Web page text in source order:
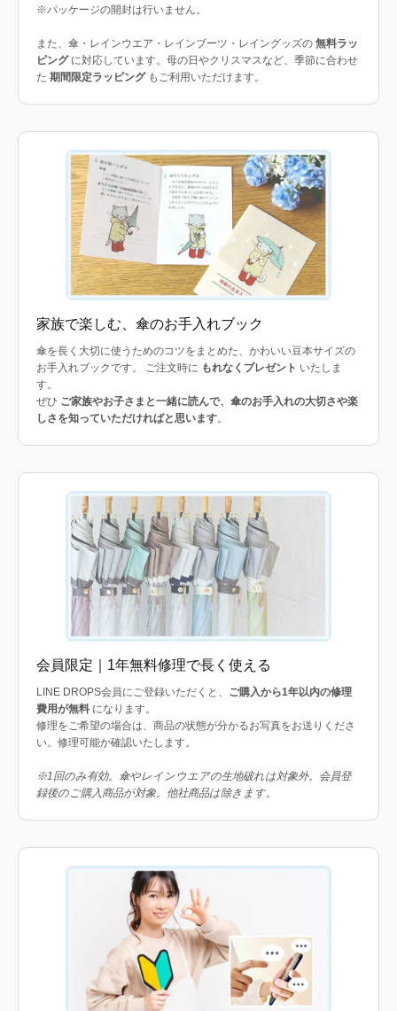
※パッケージの開封は行いません。
また、傘・レインウエア・レインブーツ・レイングッズの 無料ラッ
ピングに対応しています。母の日やクリスマスなど、季節に合わせ
た 期間限定ラッピングもご利用いただけます。
家族で楽しむ、傘のお手入れブック
傘を長く大切に使うためのコツをまとめた、かわいい豆本サイズの
お手入れブックです。 ご注文時に もれなくプレゼント いたしま
す。
ぜひ ご家族やお子さまと一緒に読んで、傘のお手入れの大切さや楽
しさを知っていただければと思います。
会員限定｜1年無料修理で長く使える
LINE DROPS会員にご登録いただくと、 ご購入から1年以内の修理
費用が無料 になります。
修理をご希望の場合は、商品の状態が分かるお写真をお送りくださ
い。修理可能か確認いたします。
※1回のみ有効。傘やレインウエアの生地破れは対象外。会員登
録後のご購入商品が対象。他社商品は除きます。